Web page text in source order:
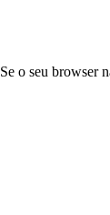
Se o seu browser